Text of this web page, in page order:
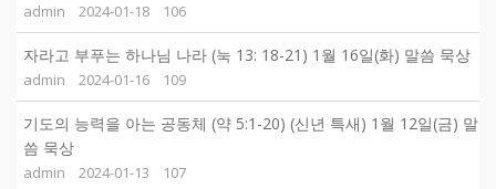
admin 2024-01-18 106
자라고 부푸는 하나님 나라 (눅 13: 18-21) 1월 16일(화) 말씀 묵상
admin 2024-01-16 109
기도의 능력을 아는 공동체 (약 5:1-20) (신년 특새) 1월 12일(금) 말
씀 묵상
admin 2024-01-13 107